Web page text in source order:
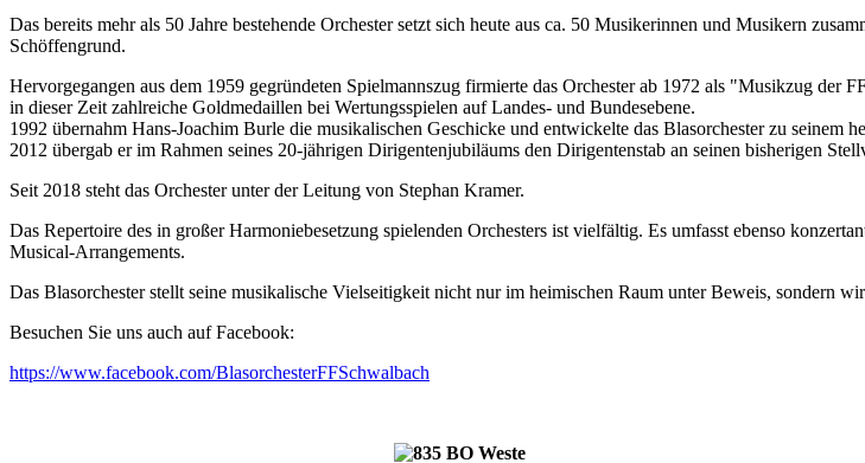
Das bereits mehr als 50 Jahre bestehende Orchester setzt sich heute aus ca. 50 Musikerinnen und Musikern
Schöffengrund.
Hervorgegangen aus dem 1959 gegründeten Spielmannszug firmierte das Orchester ab 1972 als "Musikzug
in dieser Zeit zahlreiche Goldmedaillen bei Wertungsspielen auf Landes- und Bundesebene.
1992 übernahm Hans-Joachim Burle die musikalischen Geschicke und entwickelte das Blasorchester zu seinem
2012 übergab er im Rahmen seines 20-jährigen Dirigentenjubiläums den Dirigentenstab an seinen bisherigen
Seit 2018 steht das Orchester unter der Leitung von Stephan Kramer.
Das Repertoire des in großer Harmoniebesetzung spielenden Orchesters ist vielfältig. Es umfasst ebenso
Musical-Arrangements.
Das Blasorchester stellt seine musikalische Vielseitigkeit nicht nur im heimischen Raum unter Beweis, sondern
Besuchen Sie uns auch auf Facebook:
https://www.facebook.com/BlasorchesterFFSchwalbach